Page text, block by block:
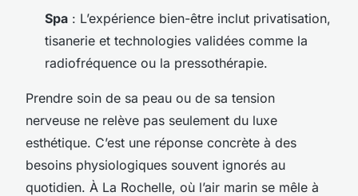
Spa : L’expérience bien-être inclut privatisation,
tisanerie et technologies validées comme la
radiofréquence ou la pressothérapie.
Prendre soin de sa peau ou de sa tension
nerveuse ne relève pas seulement du luxe
esthétique. C’est une réponse concrète à des
besoins physiologiques souvent ignorés au
quotidien. À La Rochelle, où l’air marin se mêle à